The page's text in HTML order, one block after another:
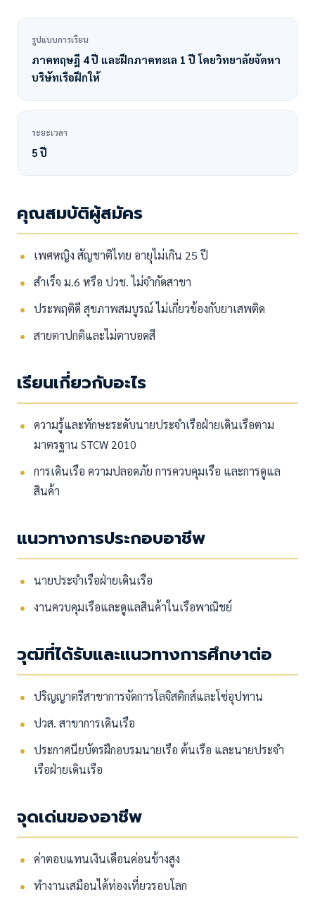
รูปแบบการเรียน
ภาคทฤษฎี 4 ปี และฝึกภาคทะเล 1 ปี โดยวิทยาลัยจัดหา
บริษัทเรือฝึกให้
ระยะเวลา
5 ปี
คุณสมบัติผู้สมัคร
เพศหญิง สัญชาติไทย อายุไม่เกิน 25 ปี
สำเร็จ ม.6 หรือ ปวช. ไม่จำกัดสาขา
ประพฤติดี สุขภาพสมบูรณ์ ไม่เกี่ยวข้องกับยาเสพติด
สายตาปกติและไม่ตาบอดสี
เรียนเกี่ยวกับอะไร
ความรู้และทักษะระดับนายประจำเรือฝ่ายเดินเรือตาม
มาตรฐาน STCW 2010
การเดินเรือ ความปลอดภัย การควบคุมเรือ และการดูแล
สินค้า
แนวทางการประกอบอาชีพ
นายประจำเรือฝ่ายเดินเรือ
งานควบคุมเรือและดูแลสินค้าในเรือพาณิชย์
วุฒิที่ได้รับและแนวทางการศึกษาต่อ
ปริญญาตรีสาขาการจัดการโลจิสติกส์และโซ่อุปทาน
ปวส. สาขาการเดินเรือ
ประกาศนียบัตรฝึกอบรมนายเรือ ต้นเรือ และนายประจำ
เรือฝ่ายเดินเรือ
จุดเด่นของอาชีพ
ค่าตอบแทนเงินเดือนค่อนข้างสูง
ทำงานเสมือนได้ท่องเที่ยวรอบโลก